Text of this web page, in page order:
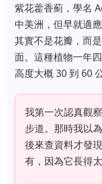
紫花藿香薊，學名
中美洲，但早就適
其實不是花瓣，而
面。這種植物一年
高度大概 30 到 60
我第一次認真觀
步道。那時我以
後來查資料才發
有，因為它長得